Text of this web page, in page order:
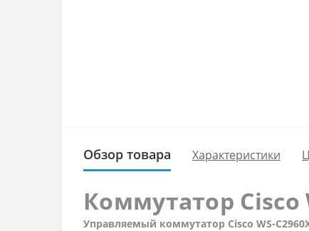
Обзор товара Характеристики
Коммутатор Cisco
Управляемый коммутатор Cisco WS-